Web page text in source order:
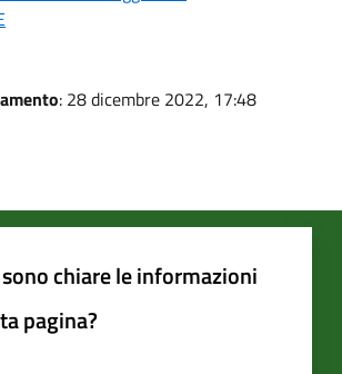
: 28 dicembre 2022, 17:48
chiare le informazioni
pagina?